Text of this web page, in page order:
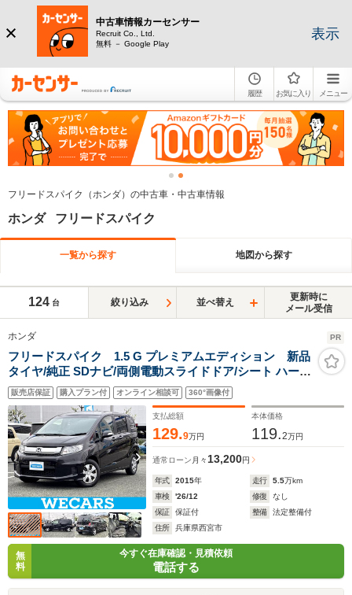
中古車情報カーセンサー
Recruit Co., Ltd.
無料 － Google Play
表示
履歴 お気に入り メニュー
フリードスパイク（ホンダ）の中古車・中古車情報
ホンダ フリードスパイク
一覧から探す 地図から探す
124 台 絞り込み 並べ替え
更新時に
メール受信
ホンダ PR
フリードスパイク 1.5 G プレミアムエディション 新品
タイヤ/純正 SDナビ/両側電動スライドドア/シート ハーフ
レザー/ヘッドランプ HID/Bluetooth接続/ETC/EBD付
ABS/横滑り防止装置/ワンセグTV
販売店保証 購入プラン付 オンライン相談可 360°画像付
支払総額
129.9万円
本体価格
119.2万円
通常ローン 月々13,200円
年式 2015年 走行 5.5万km
車検
'26/12 修復
なし
保証
保証付 整備
法定整備付
住所
兵庫県西宮市
無
料
今すぐ在庫確認・見積依頼
電話する